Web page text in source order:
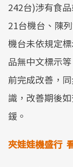
242台)涉有食
21台機台、陳
機台未依規定
品無中文標示
前完成改善，
識，改善期後
鍰。
夾娃娃機盛行